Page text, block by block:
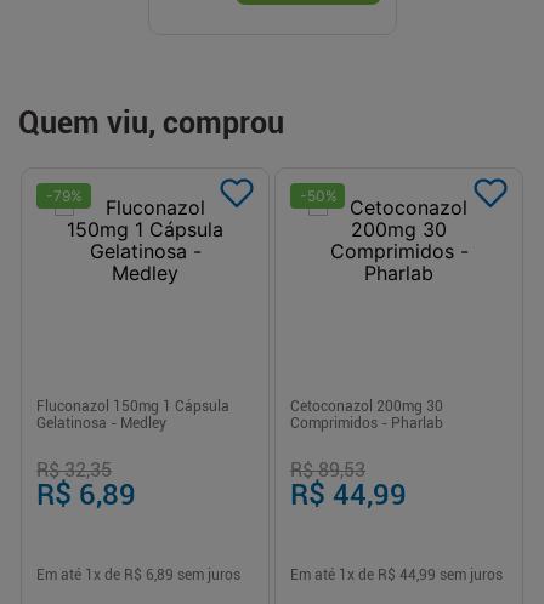
Quem viu, comprou
-79%
Fluconazol 150mg 1 Cápsula
Gelatinosa - Medley
R$ 32,35
R$ 6,89
Em até 1 x de R$ 6,89 sem juros
-50%
Cetoconazol 200mg 30
Comprimidos - Pharlab
R$ 89,53
R$ 44,99
Em até 1 x de R$ 44,99 sem juros